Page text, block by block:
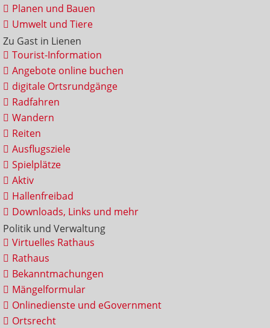
Planen und Bauen
Umwelt und Tiere
Zu Gast in Lienen
Tourist-Information
Angebote online buchen
digitale Ortsrundgänge
Radfahren
Wandern
Reiten
Ausflugsziele
Spielplätze
Aktiv
Hallenfreibad
Downloads, Links und mehr
Politik und Verwaltung
Virtuelles Rathaus
Rathaus
Bekanntmachungen
Mängelformular
Onlinedienste und eGovernment
Ortsrecht